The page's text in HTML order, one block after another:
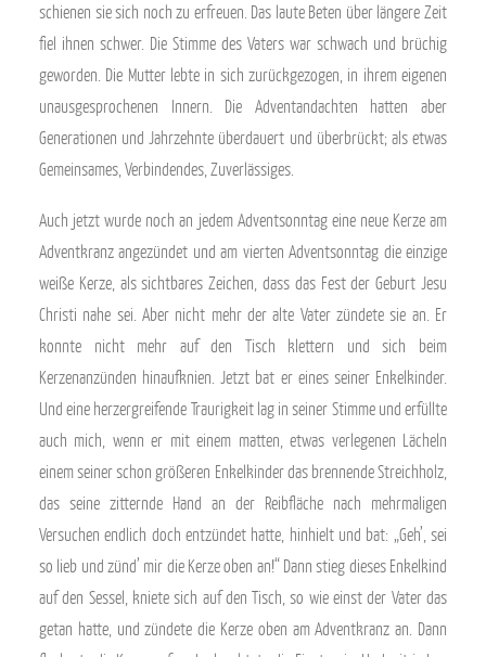
schienen sie sich noch zu erfreuen. Das laute Beten über längere Zeit
fiel ihnen schwer. Die Stimme des Vaters war schwach und brüchig
geworden. Die Mutter lebte in sich zurückgezogen, in ihrem eigenen
unausgesprochenen Innern. Die Adventandachten hatten aber
Generationen und Jahrzehnte überdauert und überbrückt; als etwas
Gemeinsames, Verbindendes, Zuverlässiges.
Auch jetzt wurde noch an jedem Adventsonntag eine neue Kerze am
Adventkranz angezündet und am vierten Adventsonntag die einzige
weiße Kerze, als sichtbares Zeichen, dass das Fest der Geburt Jesu
Christi nahe sei. Aber nicht mehr der alte Vater zündete sie an. Er
konnte nicht mehr auf den Tisch klettern und sich beim
Kerzenanzünden hinaufknien. Jetzt bat er eines seiner Enkelkinder.
Und eine herzergreifende Traurigkeit lag in seiner Stimme und erfüllte
auch mich, wenn er mit einem matten, etwas verlegenen Lächeln
einem seiner schon größeren Enkelkinder das brennende Streichholz,
das seine zitternde Hand an der Reibfläche nach mehrmaligen
Versuchen endlich doch entzündet hatte, hinhielt und bat: „Geh’, sei
so lieb und zünd’ mir die Kerze oben an!“ Dann stieg dieses Enkelkind
auf den Sessel, kniete sich auf den Tisch, so wie einst der Vater das
getan hatte, und zündete die Kerze oben am Adventkranz an. Dann